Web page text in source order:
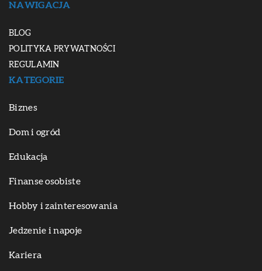
NAWIGACJA
BLOG
POLITYKA PRYWATNOŚCI
REGULAMIN
KATEGORIE
Biznes
Dom i ogród
Edukacja
Finanse osobiste
Hobby i zainteresowania
Jedzenie i napoje
Kariera